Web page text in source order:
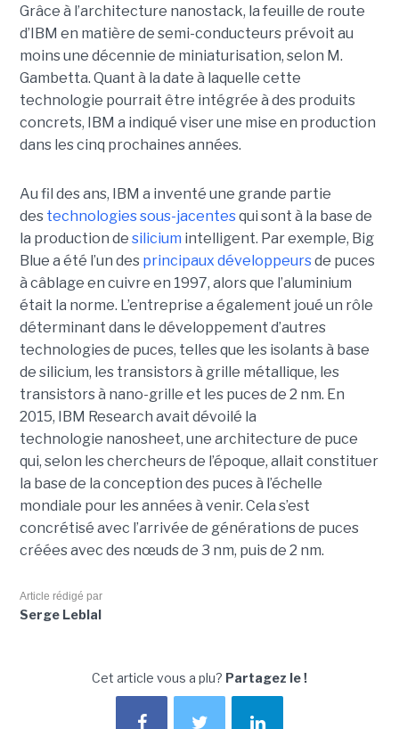
Grâce à l’architecture nanostack, la feuille de route
d’IBM en matière de semi-conducteurs prévoit au
moins une décennie de miniaturisation, selon M.
Gambetta. Quant à la date à laquelle cette
technologie pourrait être intégrée à des produits
concrets, IBM a indiqué viser une mise en production
dans les cinq prochaines années.
Au fil des ans, IBM a inventé une grande partie
des technologies sous-jacentesqui sont à la base de
la production de silicium intelligent. Par exemple, Big
Blue a été l’un des principaux développeursde puces
à câblage en cuivre en 1997, alors que l’aluminium
était la norme. L’entreprise a également joué un rôle
déterminant dans le développement d’autres
technologies de puces, telles que les isolants à base
de silicium, les transistors à grille métallique, les
transistors à nano-grille et les puces de 2 nm. En
2015, IBM Research avait dévoilé la
technologie nanosheet, une architecture de puce
qui, selon les chercheurs de l’époque, allait constituer
la base de la conception des puces à l’échelle
mondiale pour les années à venir. Cela s’est
concrétisé avec l’arrivée de générations de puces
créées avec des nœuds de 3 nm, puis de 2 nm.
Article rédigé par
Serge Leblal
Cet article vous a plu? Partagez le !